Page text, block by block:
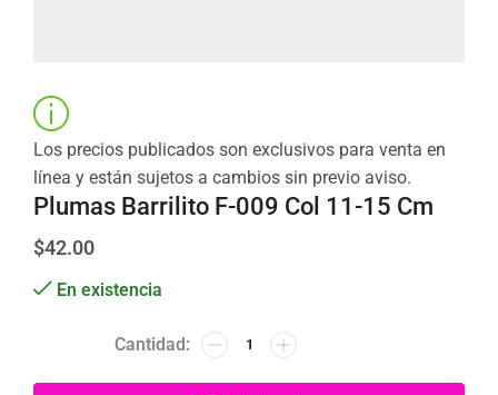
Los precios publicados son exclusivos para venta en
línea y están sujetos a cambios sin previo aviso.
Plumas Barrilito F-009 Col 11-15 Cm
$42.00
En existencia